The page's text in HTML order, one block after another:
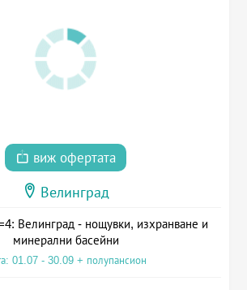
виж офертата
Велинград
Велинград - нощувки, изхранване и
минерални басейни
01.07 - 30.09 + полупансион